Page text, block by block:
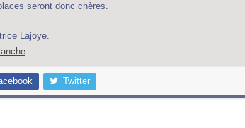
seront donc chères.
Lajoye.
Twitter